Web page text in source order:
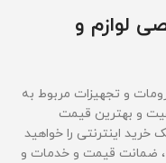
لوازم و
و تجهیزات مربوط به
و بهترین قیمت‌
اینترنتی را خواهید
ضمانت قیمت و خدمات و